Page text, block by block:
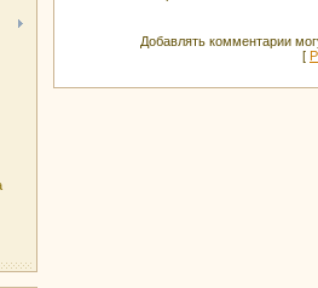
Добавлять комментарии
[